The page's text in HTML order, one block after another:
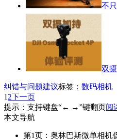
不
双
纠错与问题建议标签： 数码相机
1 2下一页
提示：支持键盘“← →”键翻页阅
本文导航
第1页：奥林巴斯微单相机